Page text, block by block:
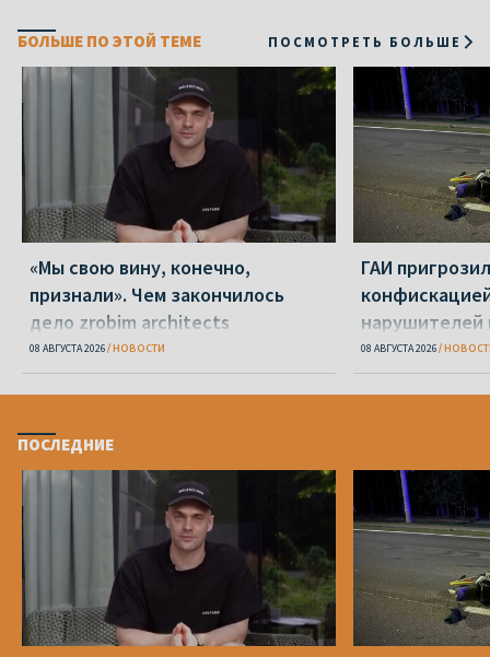
БОЛЬШЕ ПО ЭТОЙ ТЕМЕ ПОСМОТРЕТЬ БОЛЬШЕ
«Мы свою вину, конечно,
признали». Чем закончилось
дело zrobim architects
08 АВГУСТА 2026 НОВОСТИ
ГАИ
08 АВГУСТА 2026
ПОСЛЕДНИЕ